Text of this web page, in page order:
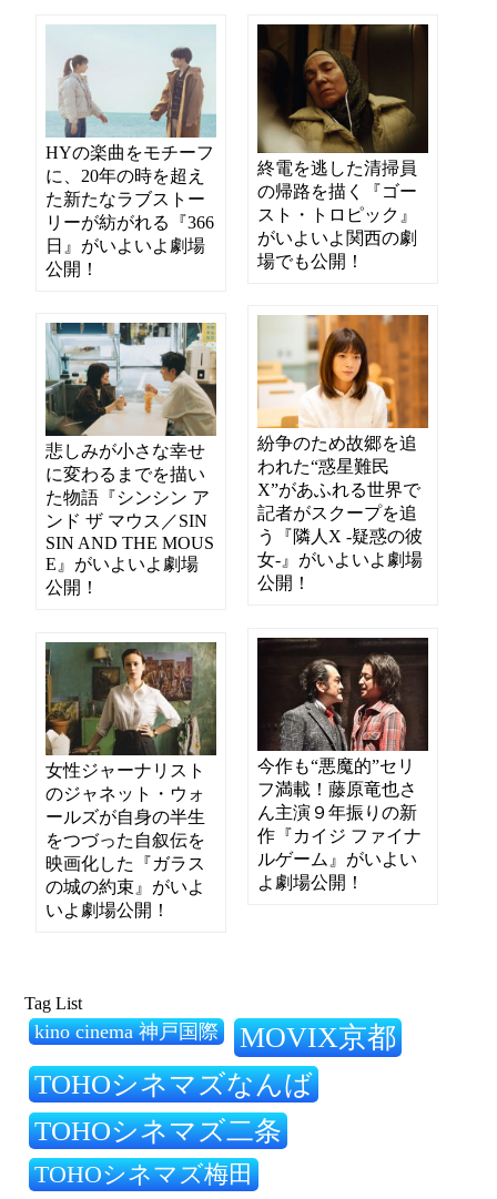
HYの楽曲をモチーフ
に、20年の時を超え
た新たなラブストー
リーが紡がれる『366
日』がいよいよ劇場
公開！
終電を逃した清掃員
の帰路を描く『ゴー
スト・トロピック』
がいよいよ関西の劇
場でも公開！
紛争のため故郷を追
われた“惑星難民
X”があふれる世界で
記者がスクープを追
う『隣人X -疑惑の彼
女-』がいよいよ劇場
公開！
悲しみが小さな幸せ
に変わるまでを描い
た物語『シンシン ア
ンド ザ マウス／SIN
SIN AND THE MOUS
E』がいよいよ劇場
公開！
今作も“悪魔的”セリ
フ満載！藤原竜也さ
ん主演９年振りの新
作『カイジ ファイナ
ルゲーム』がいよい
よ劇場公開！
女性ジャーナリスト
のジャネット・ウォ
ールズが自身の半生
をつづった自叙伝を
映画化した『ガラス
の城の約束』がいよ
いよ劇場公開！
Tag List
kino cinema 神戸国際 MOVIX京都
TOHOシネマズなんば
TOHOシネマズ二条
TOHOシネマズ梅田